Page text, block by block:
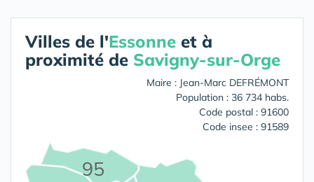
Villes de l'Essonne et à
proximité de Savigny-sur-Orge
Maire : Jean-Marc DEFRÉMONT
Population : 36 734 habs.
Code postal : 91600
Code insee : 91589
95